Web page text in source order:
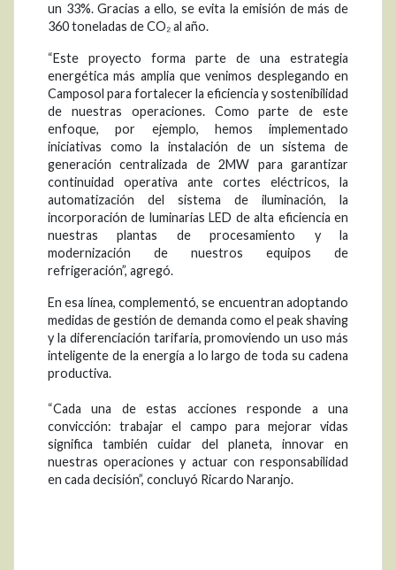
un 33%. Gracias a ello, se evita la emisión de más de
360 toneladas de CO₂ al año.
“Este proyecto forma parte de una estrategia
energética más amplia que venimos desplegando en
Camposol para fortalecer la eficiencia y sostenibilidad
de nuestras operaciones. Como parte de este
enfoque, por ejemplo, hemos implementado
iniciativas como la instalación de un sistema de
generación centralizada de 2MW para garantizar
continuidad operativa ante cortes eléctricos, la
automatización del sistema de iluminación, la
incorporación de luminarias LED de alta eficiencia en
nuestras plantas de procesamiento y la
modernización de nuestros equipos de
refrigeración”, agregó.
En esa línea, complementó, se encuentran adoptando
medidas de gestión de demanda como el peak shaving
y la diferenciación tarifaria, promoviendo un uso más
inteligente de la energía a lo largo de toda su cadena
productiva.
“Cada una de estas acciones responde a una
convicción: trabajar el campo para mejorar vidas
significa también cuidar del planeta, innovar en
nuestras operaciones y actuar con responsabilidad
en cada decisión”, concluyó Ricardo Naranjo.